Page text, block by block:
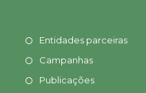
Entidades parceiras
Campanhas
Publicações